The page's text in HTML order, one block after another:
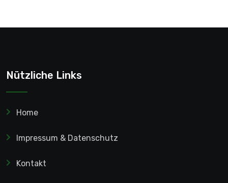
Nützliche Links
Home
Impressum & Datenschutz
Kontakt